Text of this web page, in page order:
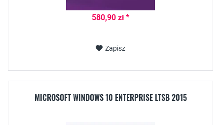
580,90 zł *
Zapisz
MICROSOFT WINDOWS 10 ENTERPRISE LTSB 2015